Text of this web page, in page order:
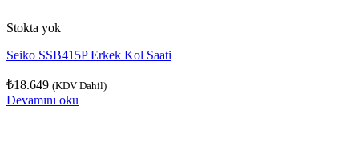
Stokta yok
Seiko SSB415P Erkek Kol Saati
₺18.649 (KDV Dahil)
Devamını oku